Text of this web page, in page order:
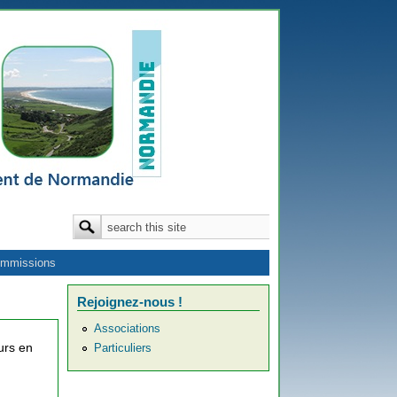
Formulaire de recherche
Rechercher
en
Rejoignez-nous !
Associations
Particuliers